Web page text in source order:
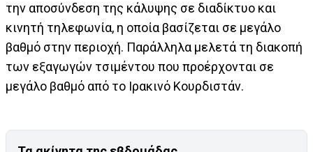
την αποσύνδεση της κάλυψης σε διαδίκτυο και
κινητή τηλεφωνία, η οποία βασίζεται σε μεγάλο
βαθμό στην περιοχή. Παράλληλα μελετά τη διακοπή
των εξαγωγών τσιμέντου που προέρχονται σε
μεγάλο βαθμό από το Ιρακινό Κουρδιστάν.